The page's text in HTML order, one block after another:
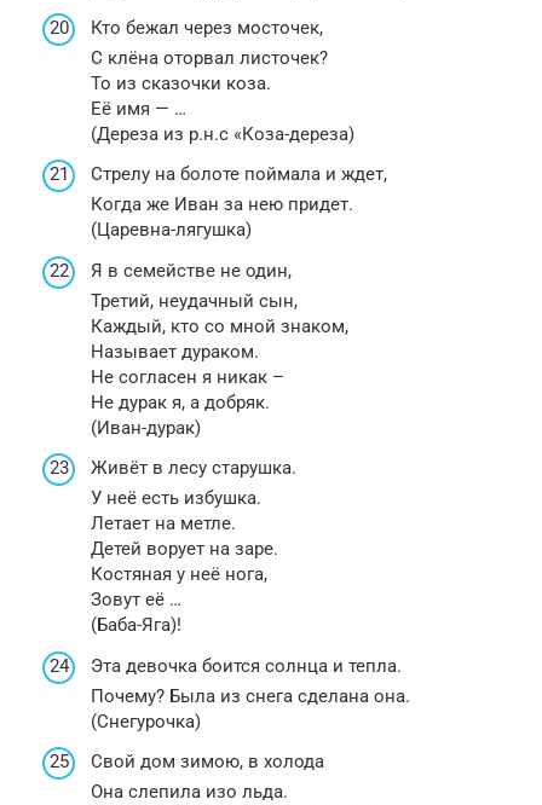
Кто бежал через мосточек,
С клёна оторвал листочек?
То из сказочки коза.
Её имя — …
(Дереза из р.н.с «Коза-дереза)
Стрелу на болоте поймала и ждет,
Когда же Иван за нею придет.
(Царевна-лягушка)
Я в семействе не один,
Третий, неудачный сын,
Каждый, кто со мной знаком,
Называет дураком.
Не согласен я никак –
Не дурак я, а добряк.
(Иван-дурак)
Живёт в лесу старушка.
У неё есть избушка.
Летает на метле.
Детей ворует на заре.
Костяная у неё нога,
Зовут её …
(Баба-Яга)!
Эта девочка боится солнца и тепла.
Почему? Была из снега сделана она.
(Снегурочка)
Свой дом зимою, в холода
Она слепила изо льда.